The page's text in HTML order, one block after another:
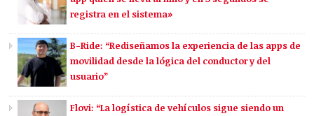
registra en el sistema»
B-Ride: “Rediseñamos la experiencia de las apps de
movilidad desde la lógica del conductor y del
usuario”
Flovi: “La logística de vehículos sigue siendo un